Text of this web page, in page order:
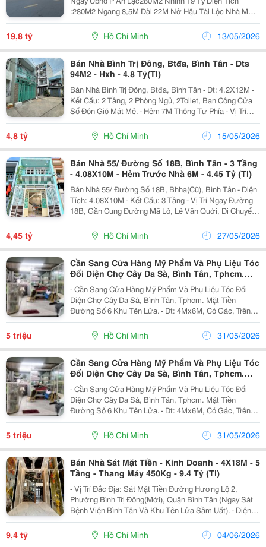
:280M2 Ngang 8,5M Dài 22M Nở Hậu Tài Lộc Nhà Mới
Ở Ngay Kết Cấu :Đất Trống Khu Vực Được Xây 1 Hầm 6
Tầng Nổi Lô Góc 3 Mặt Tiền Đường Nhựa 15M Có Lề...
19,8 tỷ Hồ Chí Minh 13/05/2026
Bán Nhà Bình Trị Đông, Btđa, Bình Tân - Dts
94M2 - Hxh - 4.8 Tỷ(Tl)
Bán Nhà Bình Trị Đông, Btđa, Bình Tân - Dt: 4.2X12M -
Kết Cấu: 2 Tầng, 2 Phòng Ngủ, 2Toilet, Ban Công Cửa
Sổ Đón Gió Mát Mẻ. - Hẻm 7M Thông Tư Phía - Vị Trí
Gần Khu Tên Lửa, Gần Trường Học Ngân Hàng, Tiện
Ích Xung Quanh Đầy Đủ. - Nhà Giáp Thuận...
4,8 tỷ Hồ Chí Minh 15/05/2026
Bán Nhà 55/ Đường Số 18B, Bình Tân - 3 Tầng
- 4.08X10M - Hẻm Trước Nhà 6M - 4.45 Tỷ (Tl)
Bán Nhà 55/ Đường Số 18B, Bhha(Cũ), Bình Tân - Diện
Tích: 4.08X10M - Kết Cấu: 3 Tầng - Vị Trí Ngay Đường
18B, Gần Cung Đường Mã Lò, Lê Văn Quới, Di Chuyển
Sang Khu Tên Lửa Aeon Mall Hay Ngã Tư Bốn Xã
Thuận Tiện Chỉ Ít Phút. - Xung Quanh Trường...
4,45 tỷ Hồ Chí Minh 27/05/2026
Cần Sang Cửa Hàng Mỹ Phẩm Và Phụ Liệu Tóc
Đối Diện Chợ Cây Da Sà, Bình Tân, Tphcm.
Mặt Tiền Đường Số 6 Khu Tên Lửa
- Cần Sang Cửa Hàng Mỹ Phẩm Và Phụ Liệu Tóc Đối
Diện Chợ Cây Da Sà, Bình Tân, Tphcm. Mặt Tiền
Đường Số 6 Khu Tên Lửa. - Dt: 4Mx6M, Có Gác, Trên
Gác Chia Làm 2 Phòng Ngủ. Vừa Buôn Bán Và Sinh
Hoạt Gia Đình Luôn - Điện: Tính Theo Đồng Hồ Nhà
Nước -...
5 triệu Hồ Chí Minh 31/05/2026
Cần Sang Cửa Hàng Mỹ Phẩm Và Phụ Liệu Tóc
Đối Diện Chợ Cây Da Sà, Bình Tân, Tphcm.
Mặt Tiền Đường Số 6 Khu Tên Lửa
- Cần Sang Cửa Hàng Mỹ Phẩm Và Phụ Liệu Tóc Đối
Diện Chợ Cây Da Sà, Bình Tân, Tphcm. Mặt Tiền
Đường Số 6 Khu Tên Lửa. - Dt: 4Mx6M, Có Gác, Trên
Gác Chia Làm 2 Phòng Ngủ. Vừa Buôn Bán Và Sinh
Hoạt Gia Đình Luôn - Điện: Tính Theo Đồng Hồ Nhà
Nước -...
5 triệu Hồ Chí Minh 31/05/2026
Bán Nhà Sát Mặt Tiền - Kinh Doanh - 4X18M - 5
Tầng - Thang Máy 450Kg - 9.4 Tỷ (Tl)
- Vị Trí Đắc Địa: Sát Mặt Tiền Đường Hương Lộ 2,
Phường Bình Trị Đông(Mới), Quận Bình Tân (Ngay Sát
Bệnh Viện Bình Tân Và Khu Tên Lửa Sầm Uất). - Diện
Tích Xây Dựng Thực Tế: 4X18M (72M2) - Kết Cấu: 5
Tầng Đúc Kiên Cố (1 Trệt, 1 Lửng, 3 Lầu, Sân...
9,4 tỷ Hồ Chí Minh 04/06/2026